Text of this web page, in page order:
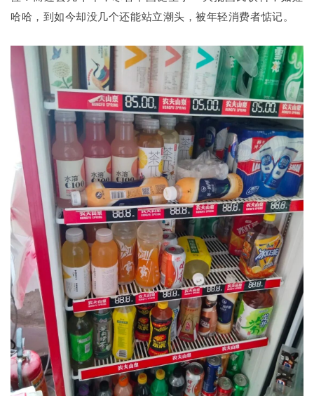
哈哈，到如今却没几个还能站立潮头，被年轻消费者惦记。